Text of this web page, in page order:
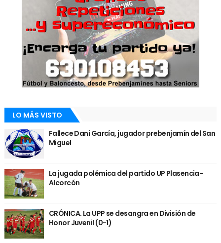
LO MÁS VISTO
Fallece Dani García, jugador prebenjamín del San
Miguel
La jugada polémica del partido UP Plasencia-
Alcorcón
CRÓNICA. La UPP se desangra en División de
Honor Juvenil (0-1)